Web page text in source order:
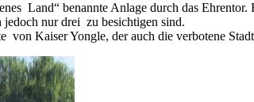
Land“ benannte Anlage durch das
jedoch nur drei zu besichtigen sind.
von Kaiser Yongle, der auch die verbotene